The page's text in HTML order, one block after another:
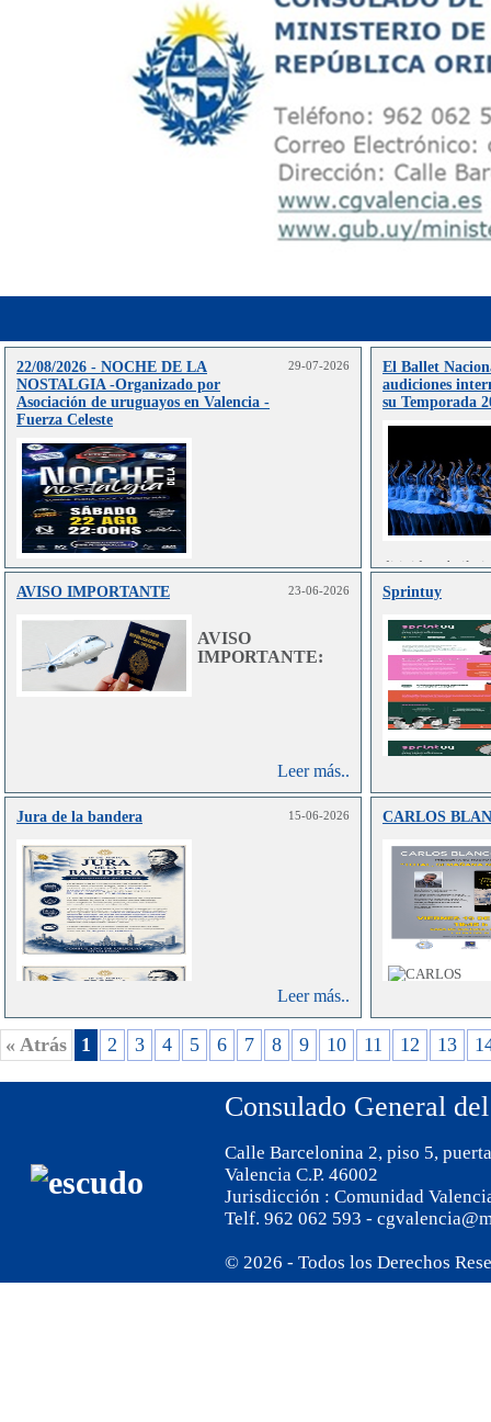
22/08/2026 - NOCHE DE LA
NOSTALGIA -Organizado por
Asociación de uruguayos en Valencia -
Fuerza Celeste
29-07-2026
Leer más..
El Ballet
audiciones
su Temporada
dirigida a
en danza
contemporánea.
AVISO IMPORTANTE 23-06-2026
AVISO
IMPORTANTE:
Leer más..
Sprintuy
Jura de la bandera 15-06-2026
Leer más..
CARLOS
« Atrás 1 2 3 4 5 6 7 8 9 10 11 12 13
Consulado General
Calle Barcelonina 2, piso 5,
Valencia C.P. 46002
Jurisdicción : Comunidad
Telf. 962 062 593 -
© 2026 - Todos los Derechos